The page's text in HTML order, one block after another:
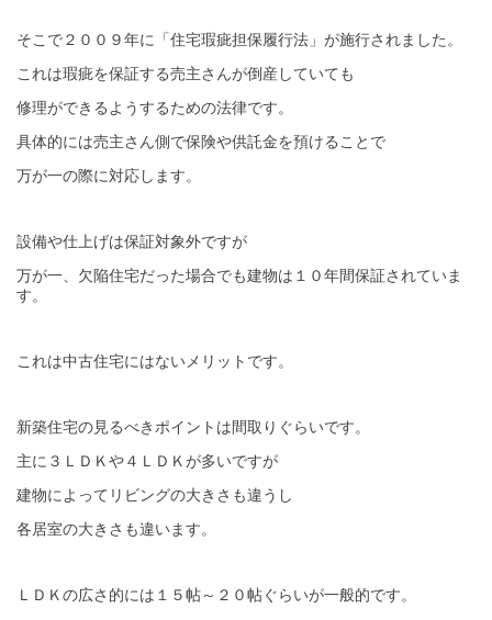
そこで２００９年に「住宅瑕疵担保履行法」が施行されました。
これは瑕疵を保証する売主さんが倒産していても
修理ができるようするための法律です。
具体的には売主さん側で保険や供託金を預けることで
万が一の際に対応します。
設備や仕上げは保証対象外ですが
万が一、欠陥住宅だった場合でも建物は１０年間保証されていま
す。
これは中古住宅にはないメリットです。
新築住宅の見るべきポイントは間取りぐらいです。
主に３ＬＤＫや４ＬＤＫが多いですが
建物によってリビングの大きさも違うし
各居室の大きさも違います。
ＬＤＫの広さ的には１５帖～２０帖ぐらいが一般的です。